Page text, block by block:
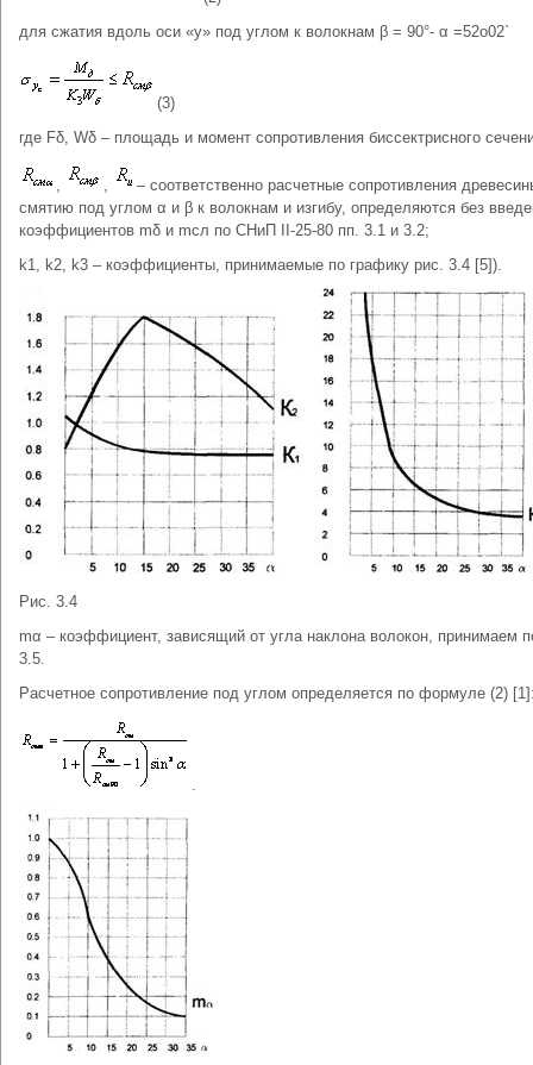
для сжатия вдоль оси «у» под углом к волокнам β = 90°- α =52о02`
(3)
где Fδ, Wδ – площадь и момент сопротивления биссектрисного
, ,
– соответственно расчетные сопротивления
смятию под углом α и β к волокнам и изгибу, определяются без
коэффициентов mδ и mсл пo СНиП II-25-80 пп. 3.1 и 3.2;
k1, k2, k3 – коэффициенты, принимаемые по графику рис. 3.4 [5]).
Рис. 3.4
mα – коэффициент, зависящий от угла наклона волокон, принимаем
3.5.
Расчетное сопротивление под углом определяется по формуле (2)
.